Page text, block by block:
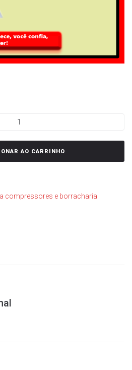
AO CARRINHO
compressores e borracharia